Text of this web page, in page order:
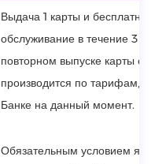
Выдача 1 карты и
обслуживание в течение 3
повторном выпуске карты
производится по тарифам,
Банке на данный момент.
Обязательным условием